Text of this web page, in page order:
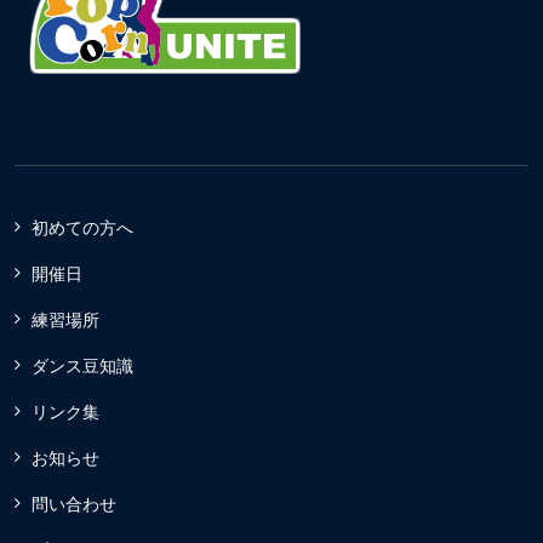
初めての方へ
開催日
練習場所
ダンス豆知識
リンク集
お知らせ
問い合わせ